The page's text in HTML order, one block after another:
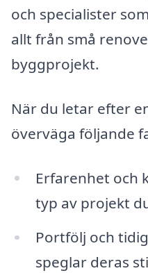
och specialister
allt från små
byggprojekt.
När du letar efter
överväga följande
Erfarenhet och
typ av projekt
Portfölj och
speglar deras